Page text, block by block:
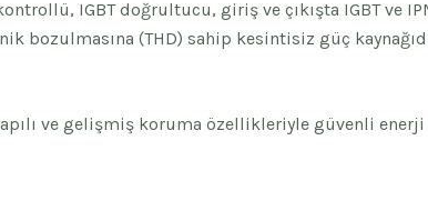
kontrollü, IGBT doğrultucu, giriş ve çıkışta IGBT
bozulmasına (THD) sahip kesintisiz güç
ve gelişmiş koruma özellikleriyle güvenli enerji